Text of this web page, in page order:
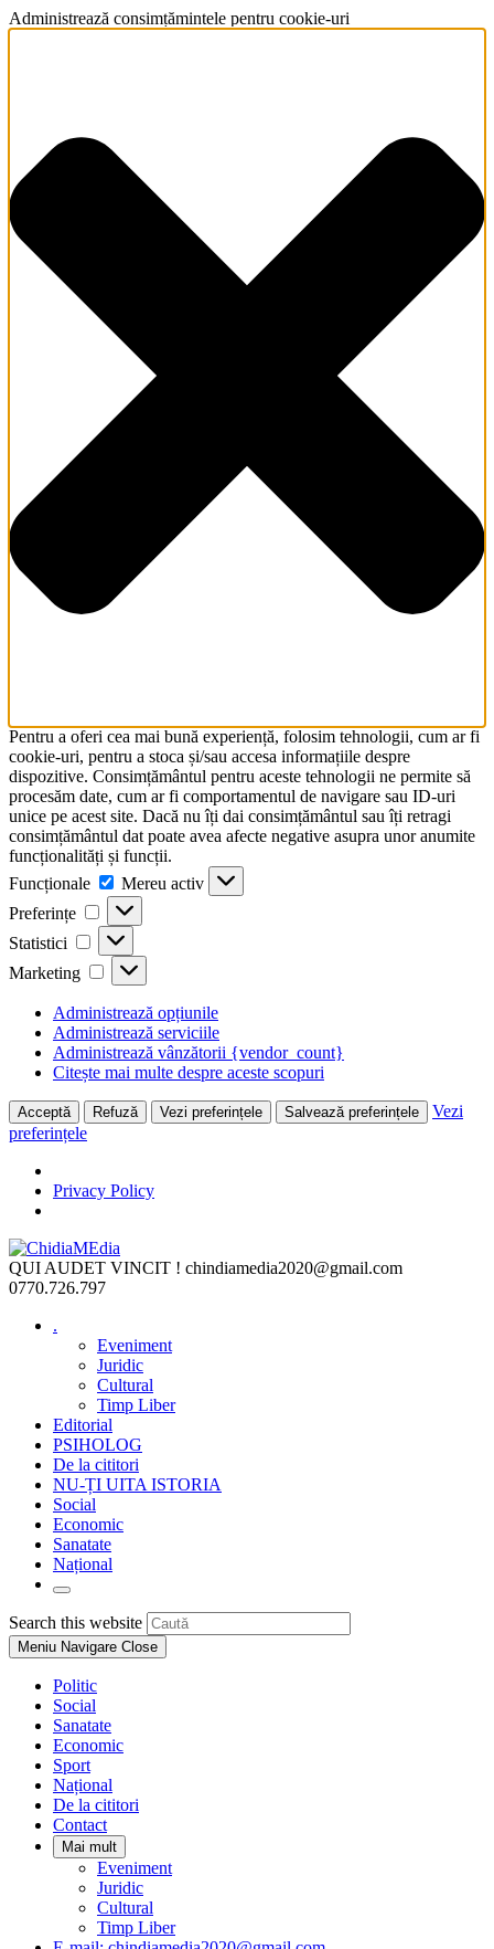
Administrează consimțămintele pentru cookie-uri
Pentru a oferi cea mai bună experiență, folosim tehnologii, cum ar fi
cookie-uri, pentru a stoca și/sau accesa informațiile despre
dispozitive. Consimțământul pentru aceste tehnologii ne permite să
procesăm date, cum ar fi comportamentul de navigare sau ID-uri
unice pe acest site. Dacă nu îți dai consimțământul sau îți retragi
consimțământul dat poate avea afecte negative asupra unor anumite
funcționalități și funcții.
Funcționale
Funcționale
Mereu activ
Preferințe
Preferințe
Statistici Statistici
Marketing Marketing
Administrează opțiunile
Administrează serviciile
Administrează vânzătorii {vendor_count}
Citește mai multe despre aceste scopuri
Acceptă Refuză Vezi preferințele Salvează preferințele
Vezi
preferințele
Privacy Policy
Skip
to
content
QUI AUDET VINCIT ! chindiamedia2020@gmail.com
0770.726.797
.
Eveniment
Juridic
Cultural
Timp Liber
Editorial
PSIHOLOG
De la cititori
NU-ȚI UITA ISTORIA
Social
Economic
Sanatate
Național
Toggle
website
search
Search this website
Escape
Meniu Navigare Close
Politic
Social
Sanatate
Economic
Sport
Național
De la cititori
Contact
Mai mult
Eveniment
Juridic
Cultural
Timp Liber